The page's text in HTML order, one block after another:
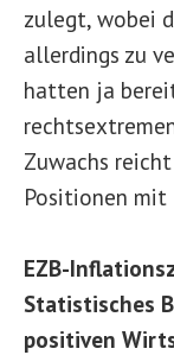
zulegt, wobei
allerdings zu
hatten ja
Zuwachs
Positionen mit
EZB-
Statistisches
positiven